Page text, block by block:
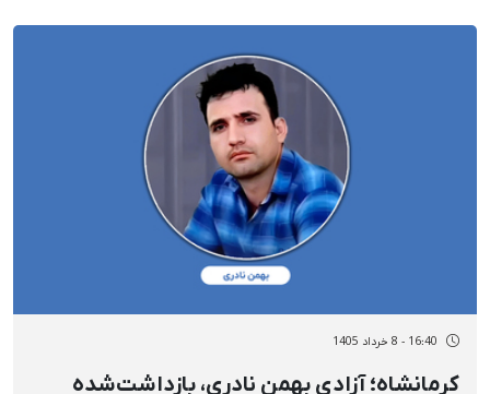
او
16:40 - 8 خرداد 1405
کرمانشاه؛ آزادی بهمن نادری، بازداشت‌شده